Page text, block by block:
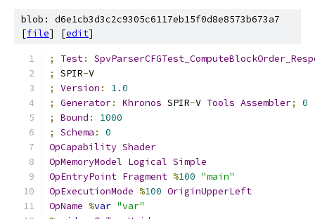
blob: d6e1cb3d3c2c9305c6117eb15f0d8e8573b673a7
[file] [edit]
; Test:
;
SPIR-V
;
Version :
1.0
;
Generator: Khronos SPIR-V Tools Assembler;
0
;
Bound :
1000
;
Schema :
0
OpCapability Shader
OpMemoryModel Logical Simple
OpEntryPoint Fragment %100 "main"
OpExecutionMode %100 OriginUpperLeft
OpName %var "var"